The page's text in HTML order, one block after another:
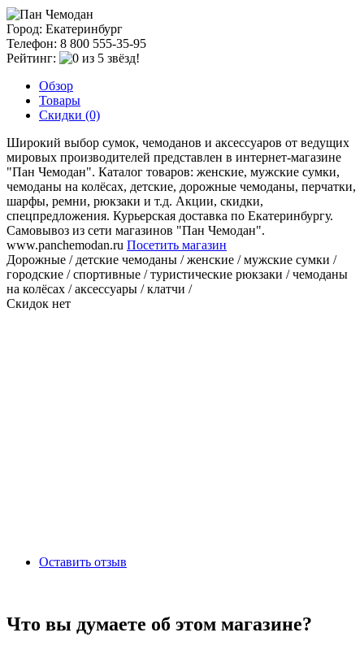
Город: Екатеринбург
Телефон: 8 800 555-35-95
Рейтинг:
Обзор
Товары
Скидки (0)
Широкий выбор сумок, чемоданов и аксессуаров от ведущих
мировых производителей представлен в интернет-магазине
"Пан Чемодан". Каталог товаров: женские, мужские сумки,
чемоданы на колёсах, детские, дорожные чемоданы, перчатки,
шарфы, ремни, рюкзаки и т.д. Акции, скидки,
спецпредложения. Курьерская доставка по Екатеринбургу.
Самовывоз из сети магазинов "Пан Чемодан".
www.panchemodan.ru Посетить магазин
Дорожные / детские чемоданы / женские / мужские сумки /
городские / спортивные / туристические рюкзаки / чемоданы
на колёсах / аксессуары / клатчи /
Скидок нет
Оставить отзыв
Что вы думаете об этом магазине?